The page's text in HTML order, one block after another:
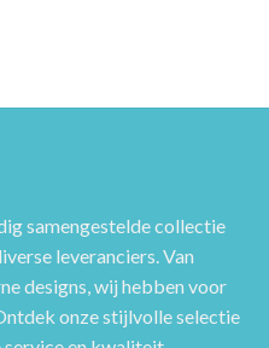
samengestelde collectie
leveranciers. Van
designs, wij hebben voor
onze stijlvolle selectie